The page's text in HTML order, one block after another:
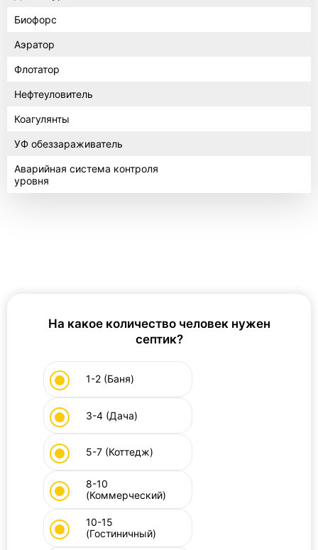
Биофорс
Аэратор
Флотатор
Нефтеуловитель
Коагулянты
УФ обеззараживатель
Аварийная система контроля
уровня
На какое количество человек нужен
септик?
1-2 (Баня)
3-4 (Дача)
5-7 (Коттедж)
8-10
(Коммерческий)
10-15
(Гостиничный)